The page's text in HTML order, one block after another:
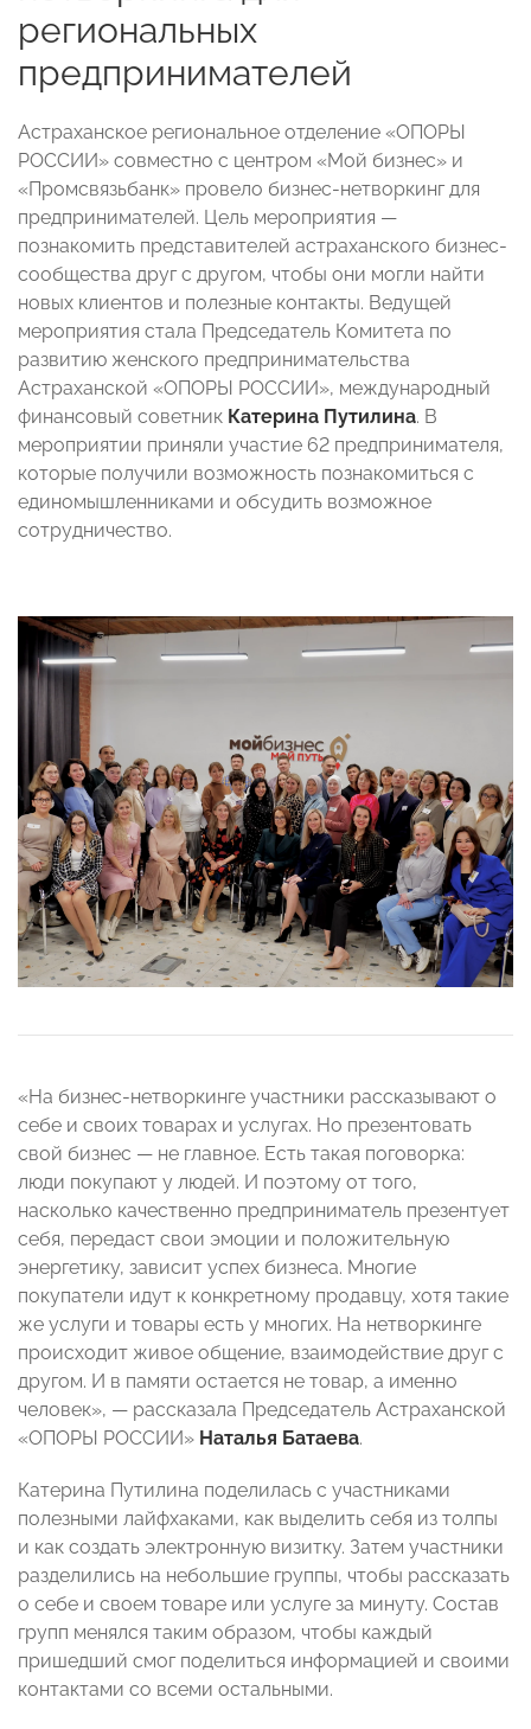
региональных
предпринимателей
Астраханское региональное отделение «ОПОРЫ
РОССИИ» совместно с центром «Мой бизнес» и
«Промсвязьбанк» провело бизнес-нетворкинг для
предпринимателей. Цель мероприятия —
познакомить представителей астраханского бизнес-
сообщества друг с другом, чтобы они могли найти
новых клиентов и полезные контакты. Ведущей
мероприятия стала Председатель Комитета по
развитию женского предпринимательства
Астраханской «ОПОРЫ РОССИИ», международный
финансовый советник Катерина Путилина. В
мероприятии приняли участие 62 предпринимателя,
которые получили возможность познакомиться с
единомышленниками и обсудить возможное
сотрудничество.
«На бизнес-нетворкинге участники рассказывают о
себе и своих товарах и услугах. Но презентовать
свой бизнес — не главное. Есть такая поговорка:
люди покупают у людей. И поэтому от того,
насколько качественно предприниматель презентует
себя, передаст свои эмоции и положительную
энергетику, зависит успех бизнеса. Многие
покупатели идут к конкретному продавцу, хотя такие
же услуги и товары есть у многих. На нетворкинге
происходит живое общение, взаимодействие друг с
другом. И в памяти остается не товар, а именно
человек», — рассказала Председатель Астраханской
«ОПОРЫ РОССИИ» Наталья Батаева.
Катерина Путилина поделилась с участниками
полезными лайфхаками, как выделить себя из толпы
и как создать электронную визитку. Затем участники
разделились на небольшие группы, чтобы рассказать
о себе и своем товаре или услуге за минуту. Состав
групп менялся таким образом, чтобы каждый
пришедший смог поделиться информацией и своими
контактами со всеми остальными.